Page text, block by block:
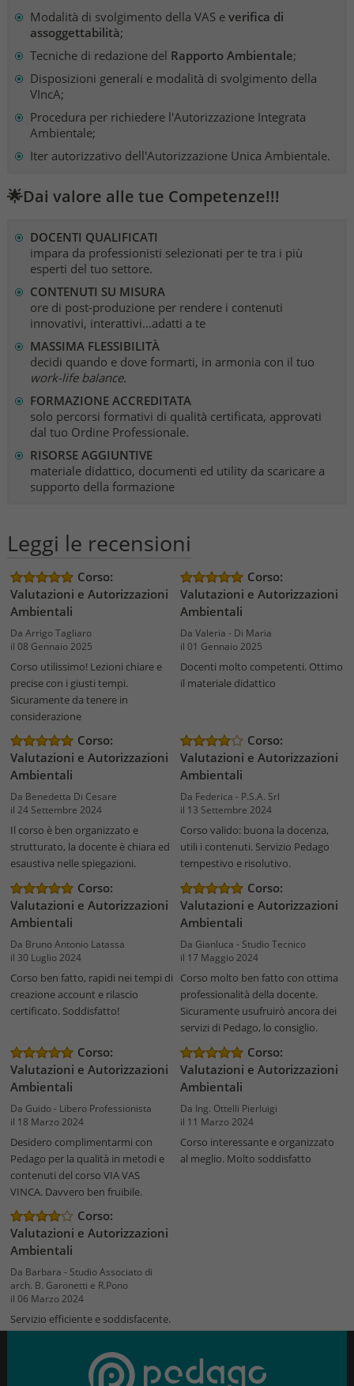
Modalità di svolgimento della VAS e verifica di
assoggettabilità;
Tecniche di redazione del Rapporto Ambientale;
Disposizioni generali e modalità di svolgimento della
VIncA;
Procedura per richiedere l'Autorizzazione Integrata
Ambientale;
Iter autorizzativo dell'Autorizzazione Unica Ambientale.
🌟Dai valore alle tue Competenze!!!
DOCENTI QUALIFICATI
impara da professionisti selezionati per te tra i più
esperti del tuo settore.
CONTENUTI SU MISURA
ore di post-produzione per rendere i contenuti
innovativi, interattivi...adatti a te
MASSIMA FLESSIBILITÀ
decidi quando e dove formarti, in armonia con il tuo
work-life balance.
FORMAZIONE ACCREDITATA
solo percorsi formativi di qualità certificata, approvati
dal tuo Ordine Professionale.
RISORSE AGGIUNTIVE
materiale didattico, documenti ed utility da scaricare a
supporto della formazione
Leggi le recensioni
Corso:
Valutazioni e Autorizzazioni
Ambientali
Da Arrigo Tagliaro
il 08 Gennaio 2025
Corso utilissimo! Lezioni chiare e
precise con i giusti tempi.
Sicuramente da tenere in
considerazione
Corso:
Valutazioni e Autorizzazioni
Ambientali
Da Valeria - Di Maria
il 01 Gennaio 2025
Docenti molto competenti. Ottimo
il materiale didattico
Corso:
Valutazioni e Autorizzazioni
Ambientali
Da Benedetta Di Cesare
il 24 Settembre 2024
Il corso è ben organizzato e
strutturato, la docente è chiara ed
esaustiva nelle spiegazioni.
Corso:
Valutazioni e Autorizzazioni
Ambientali
Da Federica - P.S.A. Srl
il 13 Settembre 2024
Corso valido: buona la docenza,
utili i contenuti. Servizio Pedago
tempestivo e risolutivo.
Corso:
Valutazioni e Autorizzazioni
Ambientali
Da Bruno Antonio Latassa
il 30 Luglio 2024
Corso ben fatto, rapidi nei tempi di
creazione account e rilascio
certificato. Soddisfatto!
Corso:
Valutazioni e Autorizzazioni
Ambientali
Da Gianluca - Studio Tecnico
il 17 Maggio 2024
Corso molto ben fatto con ottima
professionalità della docente.
Sicuramente usufruirò ancora dei
servizi di Pedago, lo consiglio.
Corso:
Valutazioni e Autorizzazioni
Ambientali
Da Guido - Libero Professionista
il 18 Marzo 2024
Desidero complimentarmi con
Pedago per la qualità in metodi e
contenuti del corso VIA VAS
VINCA. Davvero ben fruibile.
Corso:
Valutazioni e Autorizzazioni
Ambientali
Da Ing. Ottelli Pierluigi
il 11 Marzo 2024
Corso interessante e organizzato
al meglio. Molto soddisfatto
Corso:
Valutazioni e Autorizzazioni
Ambientali
Da Barbara - Studio Associato di
arch. B. Garonetti e R.Pono
il 06 Marzo 2024
Servizio efficiente e soddisfacente.